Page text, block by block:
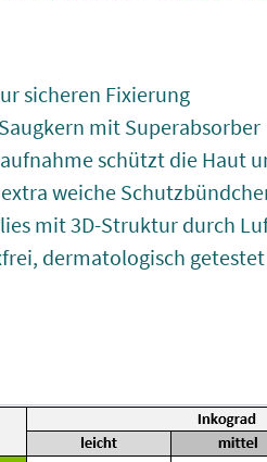
sicheren Fixierung
mit Superabsorber
schützt die Haut
weiche
mit 3D-Struktur durch
dermatologisch getestet